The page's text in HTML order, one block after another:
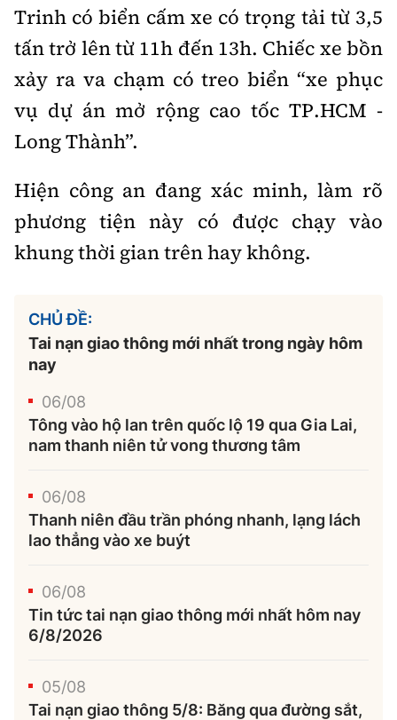
Thông tin tòa
Trinh có biển cấm xe có trọng tải từ 3,5
tấn trở lên từ 11h đến 13h. Chiếc xe bồn
xảy ra va chạm có treo biển “xe phục
vụ dự án mở rộng cao tốc TP.HCM -
Long Thành”.
Hiện công an đang xác minh, làm rõ
phương tiện này có được chạy vào
khung thời gian trên hay không.
CHỦ ĐỀ:
Tai nạn giao thông mới nhất trong ngày hôm
nay
06/08
Tông vào hộ lan trên quốc lộ 19 qua Gia Lai,
nam thanh niên tử vong thương tâm
06/08
Thanh niên đầu trần phóng nhanh, lạng lách
lao thẳng vào xe buýt
06/08
Tin tức tai nạn giao thông mới nhất hôm nay
6/8/2026
05/08
Tai nạn giao thông 5/8: Băng qua đường sắt,